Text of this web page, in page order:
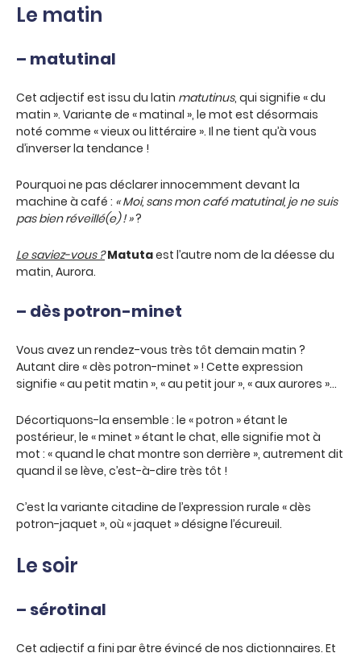
Le matin
– matutinal
Cet adjectif est issu du latin matutinus, qui signifie « du
matin ». Variante de « matinal », le mot est désormais
noté comme « vieux ou littéraire ». Il ne tient qu’à vous
d’inverser la tendance !
Pourquoi ne pas déclarer innocemment devant la
machine à café : « Moi, sans mon café matutinal, je ne suis
pas bien réveillé(e) ! »?
Le saviez-vous ? Matutaest l’autre nom de la déesse du
matin, Aurora.
– dès potron-minet
Vous avez un rendez-vous très tôt demain matin ?
Autant dire « dès potron-minet » ! Cette expression
signifie « au petit matin », « au petit jour », « aux aurores »…
Décortiquons-la ensemble : le « potron » étant le
postérieur, le « minet » étant le chat, elle signifie mot à
mot : « quand le chat montre son derrière », autrement dit
quand il se lève, c’est-à-dire très tôt !
C’est la variante citadine de l’expression rurale « dès
potron-jaquet », où « jaquet » désigne l’écureuil.
Le soir
– sérotinal
Cet adjectif a fini par être évincé de nos dictionnaires. Et